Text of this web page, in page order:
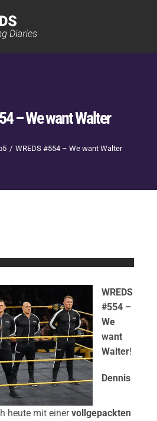
– We want Walter
WREDS #554 – We want Walter
WREDS
#554 –
We
want
Walter!
Dennis
heute mit einervollgepackten